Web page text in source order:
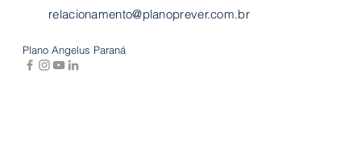
relacionamento@planoprever.com.br
Plano Angelus Paraná